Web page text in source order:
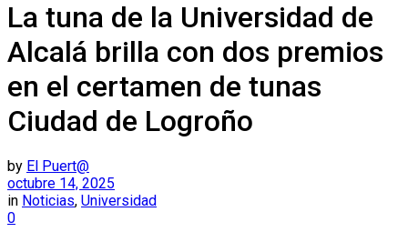
La tuna de la Universidad de
Alcalá brilla con dos premios
en el certamen de tunas
Ciudad de Logroño
by El Puert@
octubre 14, 2025
in Noticias, Universidad
0